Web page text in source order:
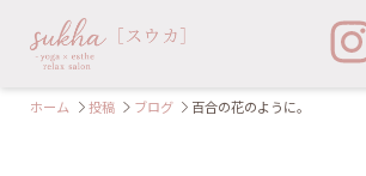
ホーム 投稿 ブログ 百合の花のように。